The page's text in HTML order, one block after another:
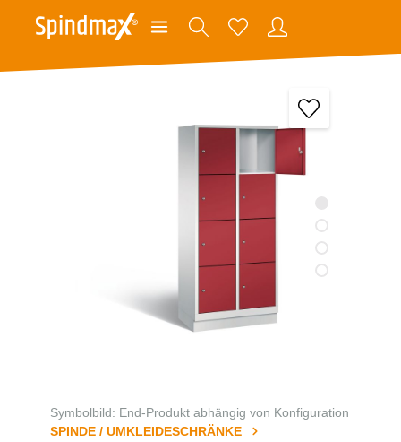
Symbolbild: End-Produkt abhängig von Konfiguration
SPINDE / UMKLEIDESCHRÄNKE